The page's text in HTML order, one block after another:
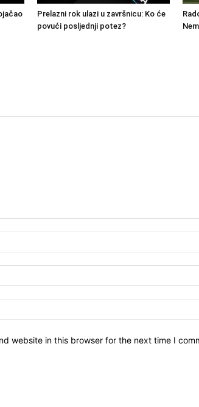
Prelazni rok ulazi u završnicu: Ko će
povući posljednji potez?
website in this browser for the next time I